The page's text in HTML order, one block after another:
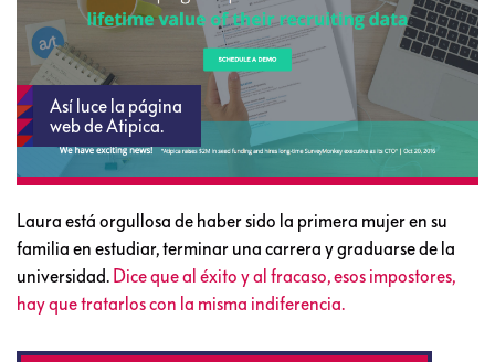
Así luce la página
web de Atipica.
Laura está orgullosa de haber sido la primera mujer en su
familia en estudiar, terminar una carrera y graduarse de la
universidad. Dice que al éxito y al fracaso, esos impostores,
hay que tratarlos con la misma indiferencia.